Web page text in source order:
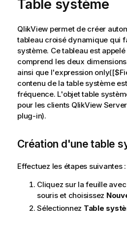
Table système
QlikView permet de créer
tableau croisé dynamique qui
système. Ce tableau est appelé
comprend les deux dimensions
ainsi que l'expression
contenu de la table système
fréquence. L'objet table
pour les clients QlikView
plug-in).
Création d'une table
Effectuez les étapes suivantes :
Cliquez sur la feuille
souris et choisissez
Sélectionnez Table